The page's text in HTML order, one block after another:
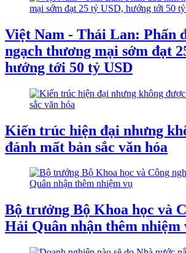
Việt Nam - Thái Lan: Phấn
ngạch thương mại sớm đạt
hướng tới 50 tỷ USD
Kiến trúc hiện đại nhưng
đánh mất bản sắc văn hóa
Bộ trưởng Bộ Khoa học và
Hải Quân nhận thêm nhiệm